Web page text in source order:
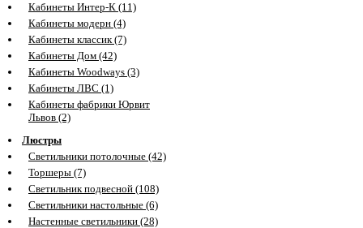
Кабинеты Интер-К (11)
Кабинеты модерн (4)
Кабинеты классик (7)
Кабинеты Дом (42)
Кабинеты Woodways (3)
Кабинеты ЛВС (1)
Кабинеты фабрики Юрвит
Львов (2)
Люстры
Светильники потолочные (42)
Торшеры (7)
Светильник подвесной (108)
Светильники настольные (6)
Настенные светильники (28)